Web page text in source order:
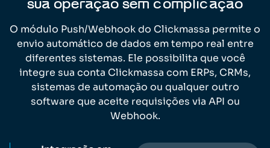
sua operação sem complicação
O módulo Push/Webhook do Clickmassa permite o
envio automático de dados em tempo real entre
diferentes sistemas. Ele possibilita que você
integre sua conta Clickmassa com ERPs, CRMs,
sistemas de automação ou qualquer outro
software que aceite requisições via API ou
Webhook.